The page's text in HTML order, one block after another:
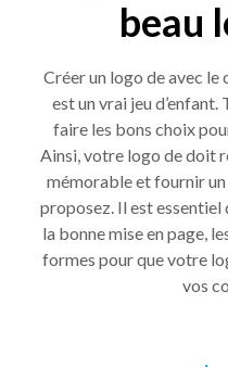
beau
Créer un logo de avec
est un vrai jeu
faire les bons choix
Ainsi, votre logo de doit
mémorable et fournir un
proposez. Il est essentiel
la bonne mise en page,
formes pour que votre
vos